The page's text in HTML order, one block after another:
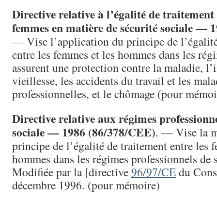
Directive relative à l’égalité de
femmes en matière de sécurité sociale —
— Vise l’application du principe de
entre les femmes et les hommes dans les
assurent une protection contre la maladie,
vieillesse, les accidents du travail et les
professionnelles, et le chômage (pour
Directive relative aux régimes
sociale — 1986 (86/378/CEE). — Vise la
principe de l’égalité de traitement entre les
hommes dans les régimes professionnels de
Modifiée par la [directive96/97/CEdu
décembre 1996. (pour mémoire)